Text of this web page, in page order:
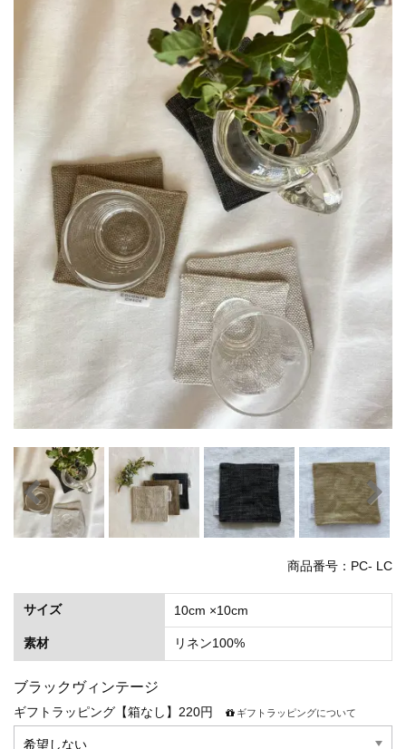
商品番号：PC- LC
サイズ 10cm ×10cm
素材 リネン100%
ブラックヴィンテージ
ギフトラッピング【箱なし】220円 ギフトラッピングについて